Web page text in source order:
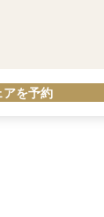
アを予約